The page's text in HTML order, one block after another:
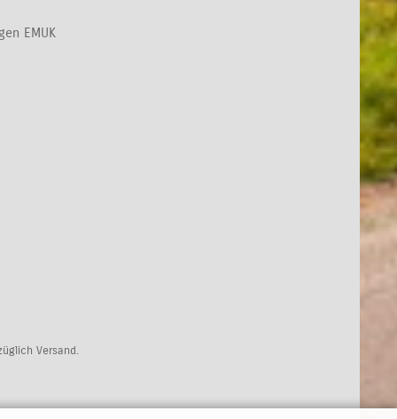
EMUK
Versand.